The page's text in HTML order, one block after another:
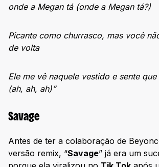
onde a Megan tá (onde a Megan tá?)
Picante como churrasco, mas você
de volta
Ele me vê naquele vestido e sente
(ah, ah, ah)”
Savage
Antes de ter a colaboração de
versão remix, “Savage” já era um